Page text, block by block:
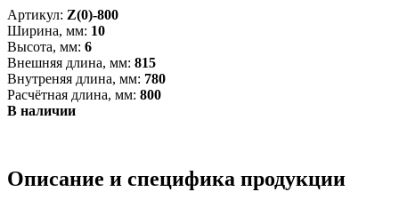
Артикул: Z(0)-800
Ширина, мм: 10
Высота, мм: 6
Внешняя длина, мм: 815
Внутреняя длина, мм: 780
Расчётная длина, мм: 800
В наличии
Описание и специфика продукции